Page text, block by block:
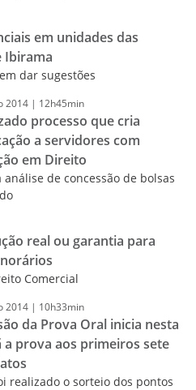
em unidades das
Ibirama
dar sugestões
2014 | 12h45min
processo que cria
a servidores com
em Direito
análise de concessão de bolsas
real ou garantia para
Comercial
2014 | 10h33min
da Prova Oral inicia nesta
a prova aos primeiros sete
realizado o sorteio dos pontos